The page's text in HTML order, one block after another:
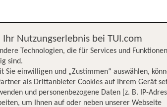
Nutzungserlebnis bei TUI.com
Technologien, die für Services und
sind.
Sie einwilligen und „Zustimmen“ auswählen,
als Drittanbieter Cookies auf Ihrem Gerät
und personenbezogene Daten [z. B. IP-
um Ihnen auf oder neben unserer Webseite